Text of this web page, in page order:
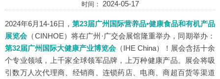
时间： 2024-05-17
2024年6月14-16日， 第23届广州国际营养品•健康食品和有机产品
展览会 （CINHOE） 将在广州·广交会展馆隆重举办，同期举办：
第32届广州国际大健康产业博览会 （IHE China）
！展会含括十余
个专业领域，上千家全球领军品牌，上万种健康产品。展会将吸
引数万人次代理商、经销商、连锁药店、电商、商超百货等渠道